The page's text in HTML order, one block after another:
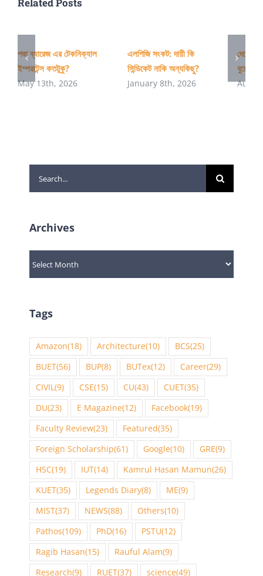
পদ্মা ব্যারেজ এর টেকনিক্যাল
ইম্পরটেন্স কতটুকু?
May 13th, 2026
এলপিজি সংকট: দায়ী কি
সিন্ডিকেট নাকি অন্যকিছু?
January 8th, 2026
দেশের
বুয়েটের
Search
for:
Archives
Archives
Tags
Amazon(18) Architecture(10) BCS(25)
BUET(56) BUP(8) BUTex(12) Career(29)
CIVIL(9) CSE(15) CU(43) CUET(35)
DU(23) E Magazine(12) Facebook(19)
Faculty Review(23) Featured(35)
Foreign Scholarship(61) Google(10) GRE(9)
HSC(19) IUT(14) Kamrul Hasan Mamun(26)
KUET(35) Legends Diary(8) ME(9)
MIST(37) NEWS(88) Others(10)
Pathos(109) PhD(16) PSTU(12)
Ragib Hasan(15) Rauful Alam(9)
Research(9) RUET(37) science(49)